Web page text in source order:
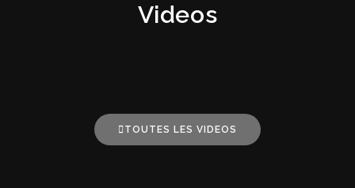
Videos
TOUTES LES VIDEOS